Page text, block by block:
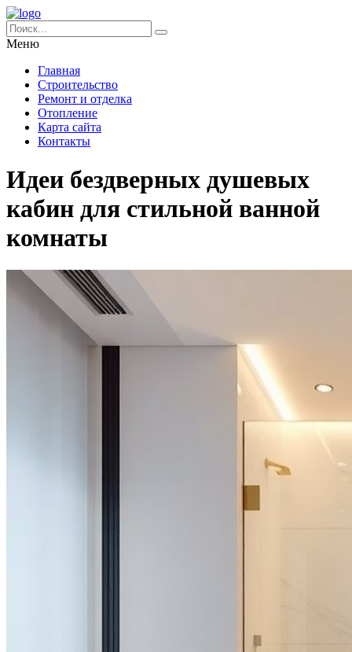
Меню
Главная
Строительство
Ремонт и отделка
Отопление
Карта сайта
Контакты
Идеи бездверных душевых
кабин для стильной ванной
комнаты